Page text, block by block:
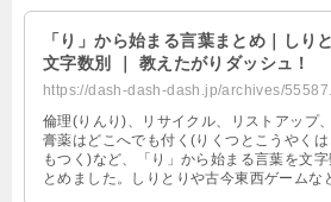
「り」から始まる言葉まとめ｜しり
文字数別 ｜ 教えたがりダッシュ！
https://dash-dash-dash.jp/archives/
倫理(りんり)、リサイクル、リストアップ
膏薬はどこへでも付く(りくつとこうやく
もつく)など、「り」から始まる言葉を文字
とめました。しりとりや古今東西ゲームな